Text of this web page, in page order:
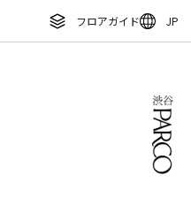
フロアガイド JP
イベント アクセス